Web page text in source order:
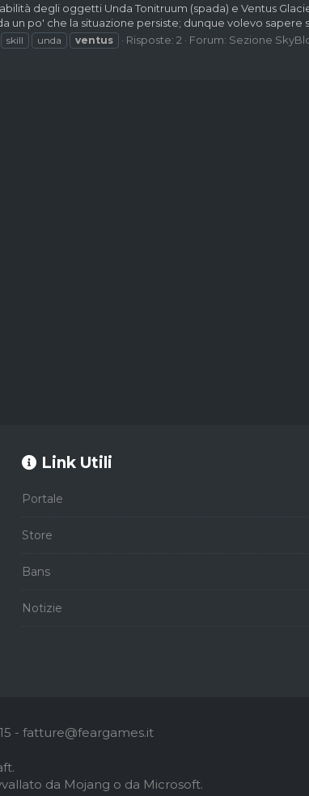
degli oggetti Unda Tonitruum (spada) e Ventus
un po' che la situazione persiste; dunque volevo sapere
skill unda ventus Risposte: 2 Forum: Sezione
Link Utili
Portale
Store
Bans
Notizie
- fatture@feargames.it
da Mojang o da Microsoft.